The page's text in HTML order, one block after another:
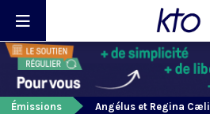
Émissions
Angélus et Regina Cæli